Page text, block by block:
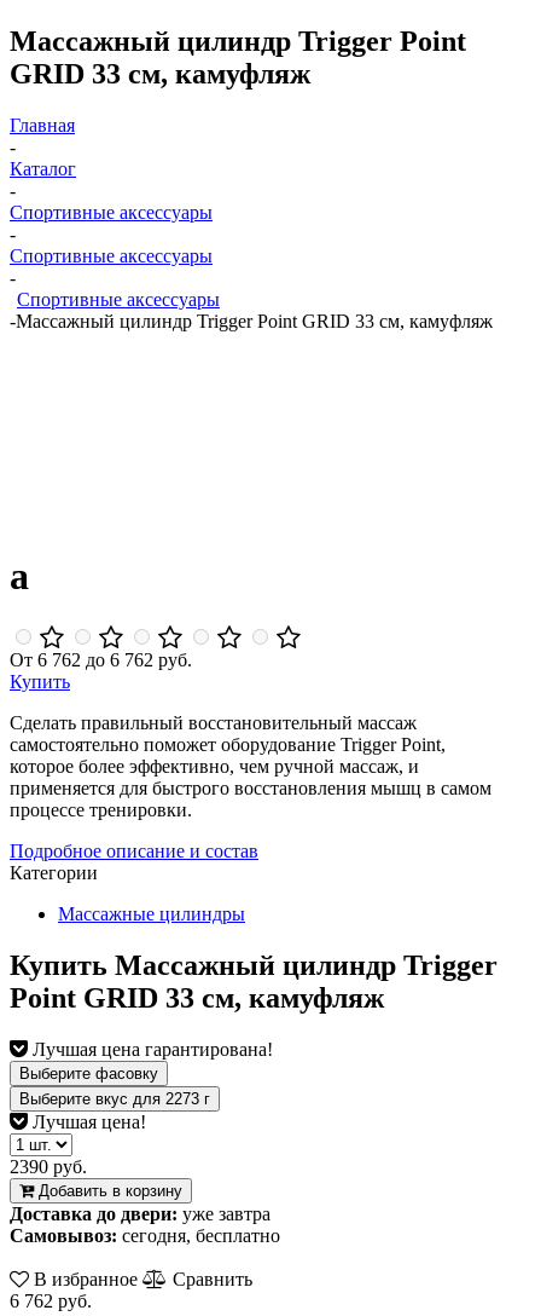
Массажный цилиндр Trigger Point
GRID 33 см, камуфляж
Главная
-
Каталог
-
Спортивные аксессуары
-
Спортивные аксессуары
-
Спортивные аксессуары
-Массажный цилиндр Trigger Point GRID 33 см, камуфляж
a
От 6 762 до 6 762 руб.
Купить
Сделать правильный восстановительный массаж
самостоятельно поможет оборудование Trigger Point,
которое более эффективно, чем ручной массаж, и
применяется для быстрого восстановления мышц в самом
процессе тренировки.
Подробное описание и состав
Категории
Массажные цилиндры
Купить Массажный цилиндр Trigger
Point GRID 33 см, камуфляж
Лучшая цена гарантирована!
Выберите фасовку
Выберите вкус для 2273 г
Лучшая цена!
2390 руб.
Добавить в корзину
Доставка до двери: уже завтра
Самовывоз: сегодня, бесплатно
В избранное
Сравнить
6 762 руб.